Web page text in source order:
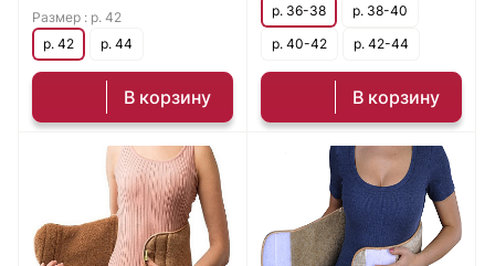
В корзину
Размер : р. 42
р. 42
р. 44
В корзину
р. 36-38
р. 38-40
р. 40-42
р. 42-44